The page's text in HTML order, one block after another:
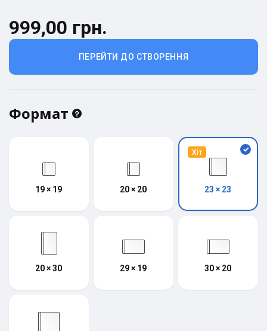
ПЕРЕЙТИ ДО СТВОРЕННЯ
999,00 грн.
Формат
19 × 19 20 × 20
Хіт
23 × 23
20 × 30 29 × 19 30 × 20